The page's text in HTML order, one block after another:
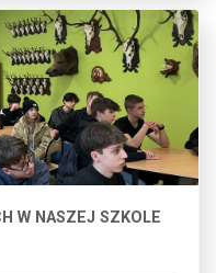
W NASZEJ SZKOLE